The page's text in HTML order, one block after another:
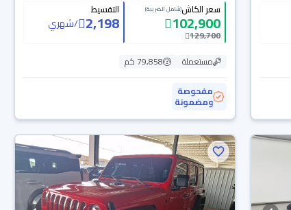
سعر الكاش(شامل الضريبة)
102,900
129,700
التقسيط
2,198
/شهري
مستعملة
79,858 كم
مفحوصة
ومضمونة